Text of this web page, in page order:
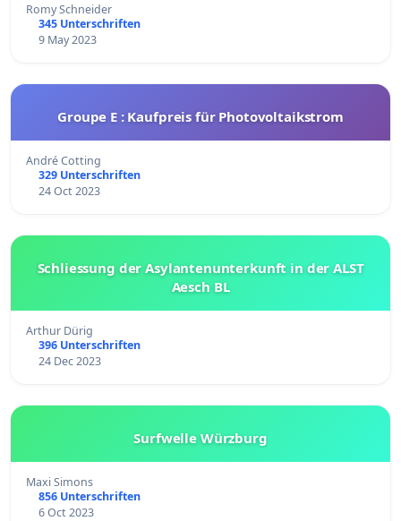
Romy Schneider
345 Unterschriften
9 May 2023
Groupe E : Kaufpreis für Photovoltaikstrom
André Cotting
329 Unterschriften
24 Oct 2023
Schliessung der Asylantenunterkunft in der ALST
Aesch BL
Arthur Dürig
396 Unterschriften
24 Dec 2023
Surfwelle Würzburg
Maxi Simons
856 Unterschriften
6 Oct 2023